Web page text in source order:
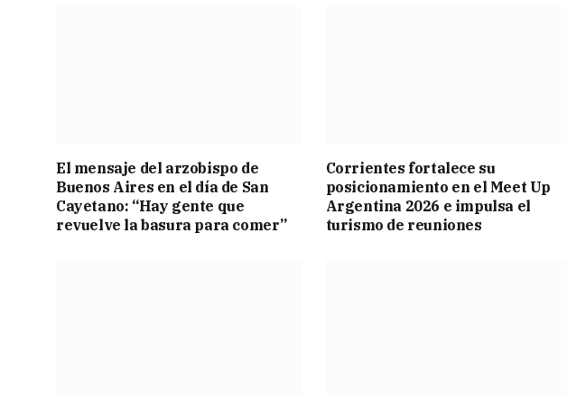
El mensaje del arzobispo de
Buenos Aires en el día de San
Cayetano: “Hay gente que
revuelve la basura para comer”
Corrientes fortalece su
posicionamiento en el Meet Up
Argentina 2026 e impulsa el
turismo de reuniones